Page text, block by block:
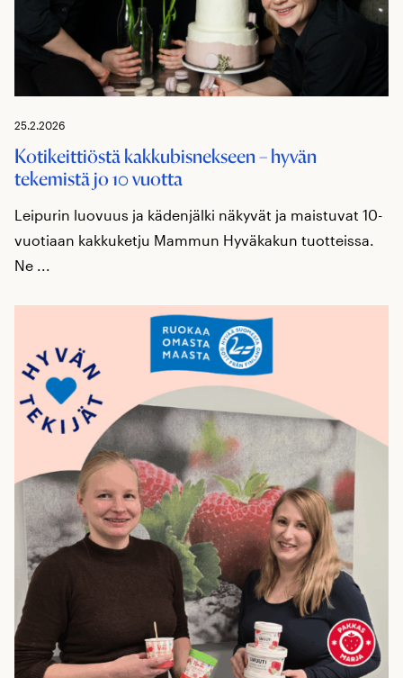
25.2.2026
Kotikeittiöstä kakkubisnekseen – hyvän
tekemistä jo 10 vuotta
Leipurin luovuus ja kädenjälki näkyvät ja maistuvat 10-
vuotiaan kakkuketju Mammun Hyväkakun tuotteissa.
Ne ...